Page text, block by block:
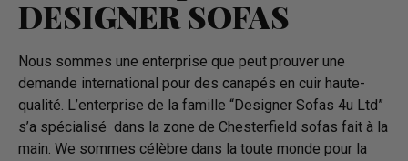
DESIGNER SOFAS
Nous sommes une enterprise que peut prouver une
demande international pour des canapés en cuir haute-
qualité. L’enterprise de la famille “Designer Sofas 4u Ltd”
s’a spécialisé dans la zone de Chesterfield sofas fait à la
main. We sommes célèbre dans la toute monde pour la